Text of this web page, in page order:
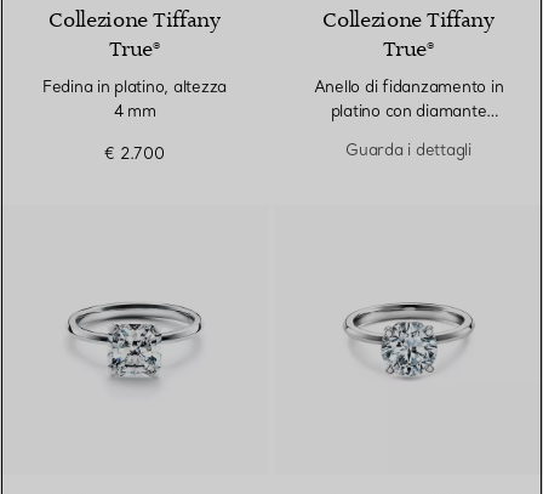
Collezione Tiffany
True®
Fedina in platino, altezza
4 mm
€ 2.700
Collezione Tiffany
True®
Anello di fidanzamento in
platino con diamante
fedina in platino e diamanti
Guarda i dettagli